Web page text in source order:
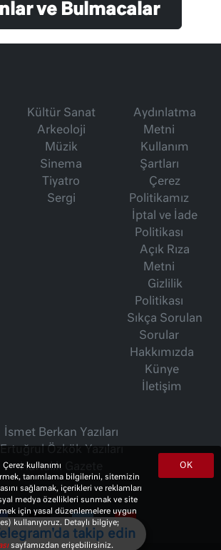
ve Bulmacalar
Kültür Sanat
Arkeoloji
Müzik
Sinema
Tiyatro
Sergi
Aydınlatma
Metni
Kullanım
Şartları
Çerez
Politikamız
İptal ve İade
Politikası
Açık Rıza
Metni
Gizlilik
Politikası
Sıkça Sorulan
Sorular
Hakkımızda
Künye
İletişim
İsmet Berkan Yazıları
Haftalık Gazete
OK
Çerez kullanımı
tanımlama bilgilerini, sitemizin
sağlamak, içerikleri ve reklamları
medya özellikleri sunmak ve site
için yasal düzenlemelere uygun
kullanıyoruz. Detaylı bilgiye;
sayfamızdan erişebilirsiniz.
takip edin